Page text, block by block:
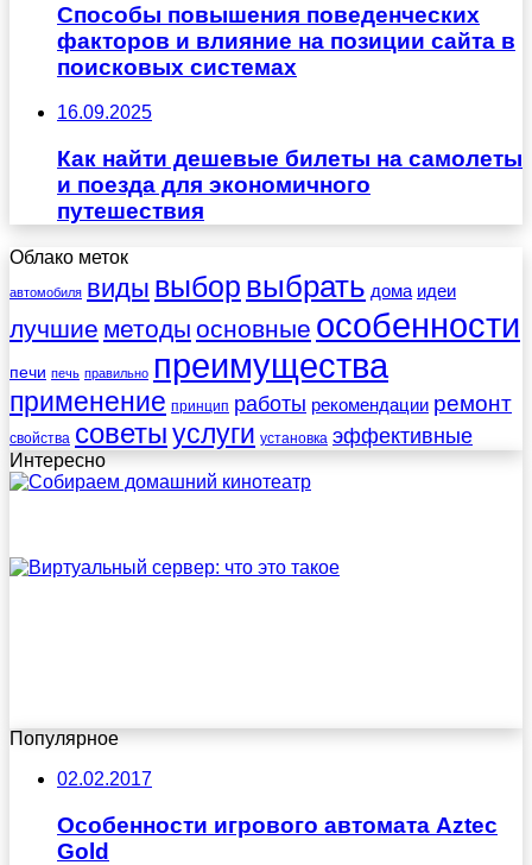
Способы повышения поведенческих
факторов и влияние на позиции сайта в
поисковых системах
16.09.2025
Как найти дешевые билеты на самолеты
и поезда для экономичного
путешествия
Облако меток
автомобиля виды выбор выбрать дома идеи
лучшие методы основные особенности
печи печь правильно преимущества
применение принцип работы рекомендации ремонт
свойства советыуслуги установка эффективные
Интересно
Популярное
02.02.2017
Особенности игрового автомата Aztec
Gold